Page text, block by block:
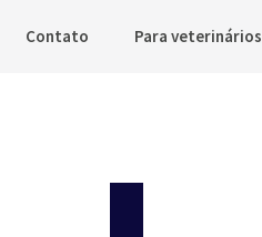
Contato Para veterinários